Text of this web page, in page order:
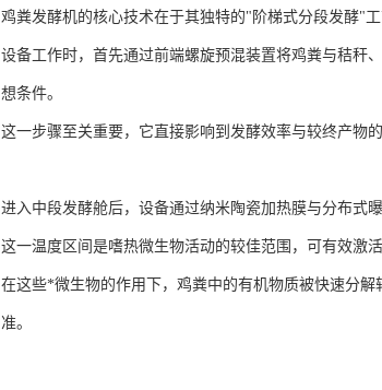
鸡粪发酵机的核心技术在于其独特的"阶梯式分段发酵"工
设备工作时，首先通过前端螺旋预混装置将鸡粪与秸秆
想条件。
这一步骤至关重要，它直接影响到发酵效率与较终产物的
进入中段发酵舱后，设备通过纳米陶瓷加热膜与分布式
这一温度区间是嗜热微生物活动的较佳范围，可有效激
在这些*微生物的作用下，鸡粪中的有机物质被快速分
准。